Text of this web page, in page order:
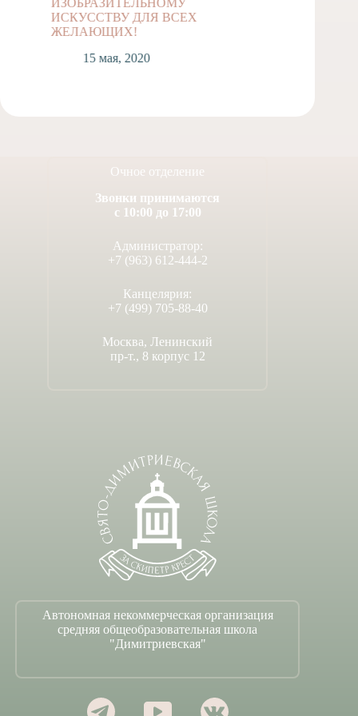
ИЗОБРАЗИТЕЛЬНОМУ
ИСКУССТВУ ДЛЯ ВСЕХ
ЖЕЛАЮЩИХ!
15 мая, 2020
Очное отделение
Звонки принимаются
с 10:00 до 17:00
Администратор:
+7 (963) 612-444-2
Канцелярия:
+7 (499) 705-88-40
Москва, Ленинский
пр-т., 8 корпус 12
Автономная некоммерческая организация
средняя общеобразовательная школа
"Димитриевская"